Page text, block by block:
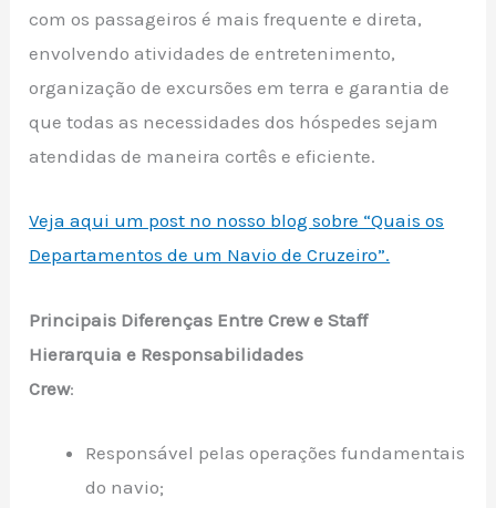
com os passageiros é mais frequente e direta,
envolvendo atividades de entretenimento,
organização de excursões em terra e garantia de
que todas as necessidades dos hóspedes sejam
atendidas de maneira cortês e eficiente.
Veja aqui um post no nosso blog sobre “Quais os
Departamentos de um Navio de Cruzeiro”.
Principais Diferenças Entre Crew e Staff
Hierarquia e Responsabilidades
Crew:
Responsável pelas operações fundamentais
do navio;